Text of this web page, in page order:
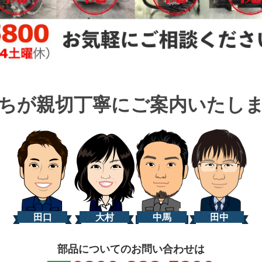
が親切丁寧にご案内いたし
田口 大村 中馬 田中
部品についてのお問い合わせは